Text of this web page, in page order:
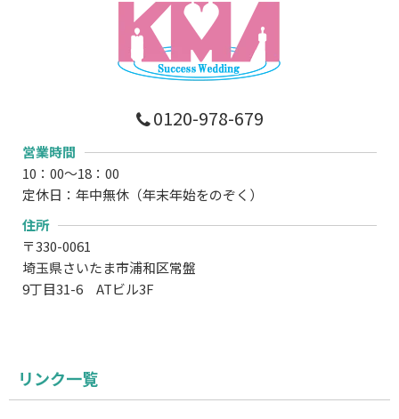
0120-978-679
営業時間
10：00～18：00
定休日：年中無休（年末年始をのぞく）
住所
〒330-0061
埼玉県さいたま市浦和区常盤
9丁目31-6 ATビル3F
リンク一覧